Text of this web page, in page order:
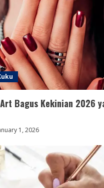
Bagus Kekinian 2026
1, 2026